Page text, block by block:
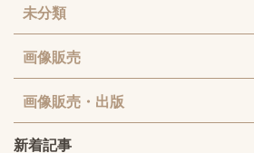
未分類
画像販売
画像販売・出版
新着記事